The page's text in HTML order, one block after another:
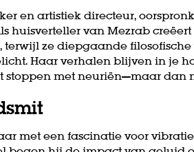
en artistiek directeur,
huisverteller van Mezrab
ze diepgaande
Haar verhalen blijven in je
met neuriën—maar dan
met een fascinatie voor